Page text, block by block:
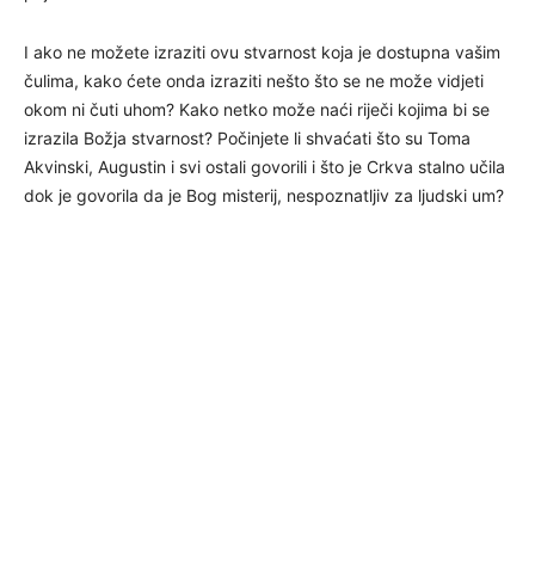
I ako ne možete izraziti ovu stvarnost koja je dostupna vašim
čulima, kako ćete onda izraziti nešto što se ne može vidjeti
okom ni čuti uhom? Kako netko može naći riječi kojima bi se
izrazila Božja stvarnost? Počinjete li shvaćati što su Toma
Akvinski, Augustin i svi ostali govorili i što je Crkva stalno učila
dok je govorila da je Bog misterij, nespoznatljiv za ljudski um?